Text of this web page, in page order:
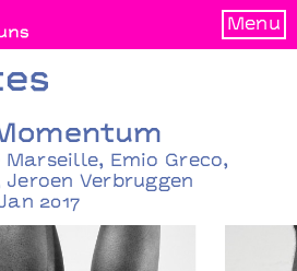
Menu
Emio Greco,
Jeroen Verbruggen
2017